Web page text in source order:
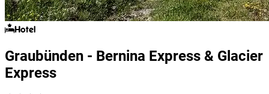
Hotel
Graubünden - Bernina Express & Glacier
Express